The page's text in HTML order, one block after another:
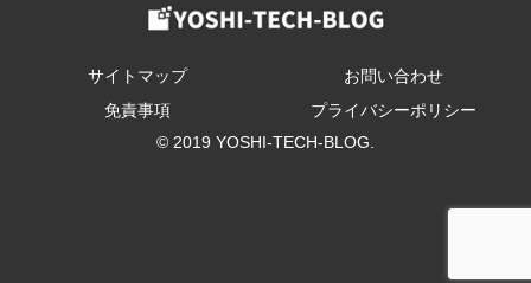
サイトマップ
お問い合わせ
免責事項
プライバシーポリシー
© 2019 YOSHI-TECH-BLOG.